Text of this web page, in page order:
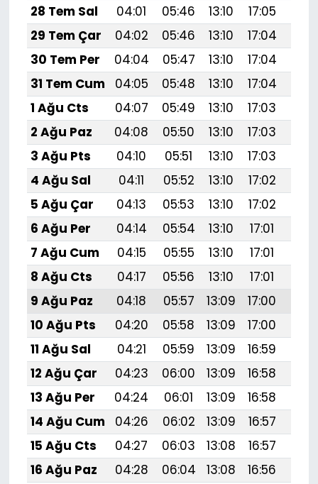
28 Tem Sal
04:01 05:46 13:10 17:05
29 Tem Çar
04:02 05:46 13:10 17:04
30 Tem Per
04:04 05:47 13:10 17:04
31 Tem Cum
04:05 05:48 13:10 17:04
1 Ağu Cts
04:07 05:49 13:10 17:03
2 Ağu Paz
04:08 05:50 13:10 17:03
3 Ağu Pts
04:10 05:51 13:10 17:03
4 Ağu Sal
04:11 05:52 13:10 17:02
5 Ağu Çar
04:13 05:53 13:10 17:02
6 Ağu Per
04:14 05:54 13:10 17:01
7 Ağu Cum
04:15 05:55 13:10 17:01
8 Ağu Cts
04:17 05:56 13:10 17:01
9 Ağu Paz
04:18 05:57 13:09 17:00
10 Ağu Pts
04:20 05:58 13:09 17:00
11 Ağu Sal
04:21 05:59 13:09 16:59
12 Ağu Çar
04:23 06:00 13:09 16:58
13 Ağu Per
04:24 06:01 13:09 16:58
14 Ağu Cum
04:26 06:02 13:09 16:57
15 Ağu Cts
04:27 06:03 13:08 16:57
16 Ağu Paz
04:28 06:04 13:08 16:56